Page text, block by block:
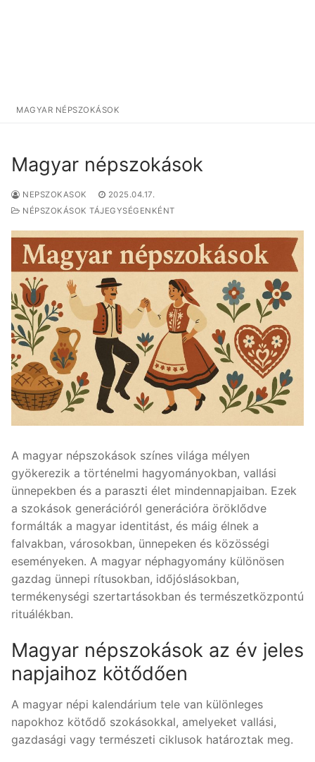
MAGYAR NÉPSZOKÁSOK
Magyar népszokások
NEPSZOKASOK
2025.04.17.
NÉPSZOKÁSOK TÁJEGYSÉGENKÉNT
A magyar népszokások színes világa mélyen
gyökerezik a történelmi hagyományokban, vallási
ünnepekben és a paraszti élet mindennapjaiban. Ezek
a szokások generációról generációra öröklődve
formálták a magyar identitást, és máig élnek a
falvakban, városokban, ünnepeken és közösségi
eseményeken. A magyar néphagyomány különösen
gazdag ünnepi rítusokban, időjóslásokban,
termékenységi szertartásokban és természetközpontú
rituálékban.
Magyar népszokások az év jeles
napjaihoz kötődően
A magyar népi kalendárium tele van különleges
napokhoz kötődő szokásokkal, amelyeket vallási,
gazdasági vagy természeti ciklusok határoztak meg.